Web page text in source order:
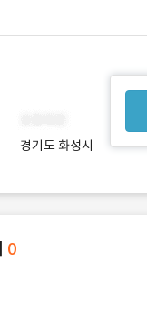
경기도 화성시
0